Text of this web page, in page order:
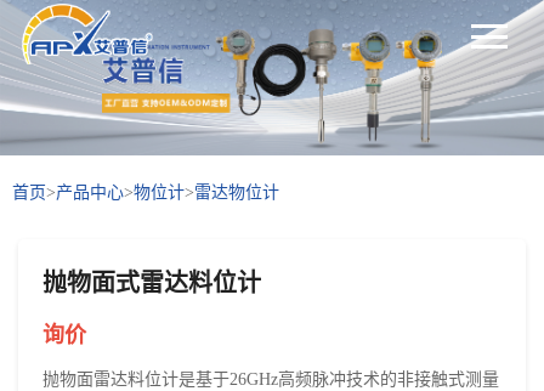
首页>产品中心>物位计>雷达物位计
抛物面式雷达料位计
询价
抛物面雷达料位计是基于26GHz高频脉冲技术的非接触式测量